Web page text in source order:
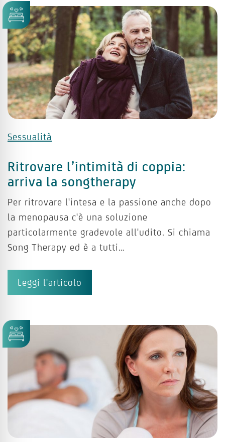
Sessualità
Ritrovare l’intimità di coppia:
arriva la songtherapy
Per ritrovare l'intesa e la passione anche dopo
la menopausa c'è una soluzione
particolarmente gradevole all'udito. Si chiama
Song Therapy ed è a tutti…
Leggi l'articolo